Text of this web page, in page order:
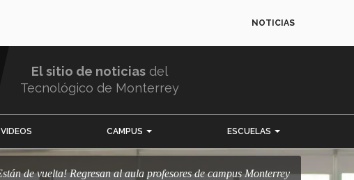
NOTICIAS
El sitio de noticias del
Tecnológico de Monterrey
VIDEOS CAMPUS ESCUELAS
¡Están de vuelta! Regresan al aula profesores de campus Monterrey